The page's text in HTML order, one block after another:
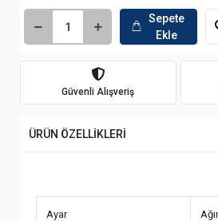
Sepete
Ekle
Güvenli Alışveriş
ÜRÜN ÖZELLİKLERİ
Ayar